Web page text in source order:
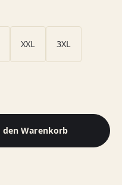
XXL 3XL
Wert ein oder
den Warenkorb